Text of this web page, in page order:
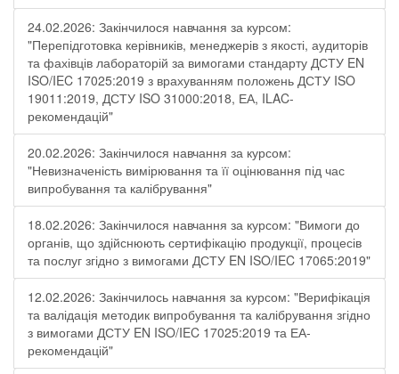
24.02.2026: Закінчилося навчання за курсом:
"Перепідготовка керівників, менеджерів з якості, аудиторів
та фахівців лабораторій за вимогами стандарту ДСТУ EN
ISO/IEC 17025:2019 з врахуванням положень ДСТУ ISO
19011:2019, ДСТУ ISO 31000:2018, ЕА, ILAC-
рекомендацій"
20.02.2026: Закінчилося навчання за курсом:
"Невизначеність вимірювання та її оцінювання під час
випробування та калібрування"
18.02.2026: Закінчилося навчання за курсом: "Вимоги до
органів, що здійснюють сертифікацію продукції, процесів
та послуг згідно з вимогами ДСТУ EN ISO/IEC 17065:2019"
12.02.2026: Закінчилось навчання за курсом: "Верифікація
та валідація методик випробування та калібрування згідно
з вимогами ДСТУ EN ISO/IEC 17025:2019 та ЕА-
рекомендацій"